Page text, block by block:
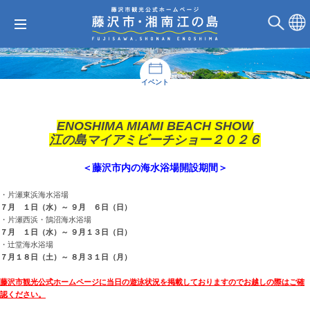
イベント
ENOSHIMA MIAMI BEACH SHOW
江の島マイアミビーチショー２０２６
＜藤沢市内の海水浴場開設期間＞
・片瀬東浜海水浴場
７月 １日（水）～ ９月 ６日（日）
・片瀬西浜・鵠沼海水浴場
７月 １日（水）～ ９月１３日（日）
・辻堂海水浴場
７月１８日（土）～ ８月３１日（月）
藤沢市観光公式ホームページに当日の遊泳状況を掲載しておりますのでお越しの際はご確
認ください。